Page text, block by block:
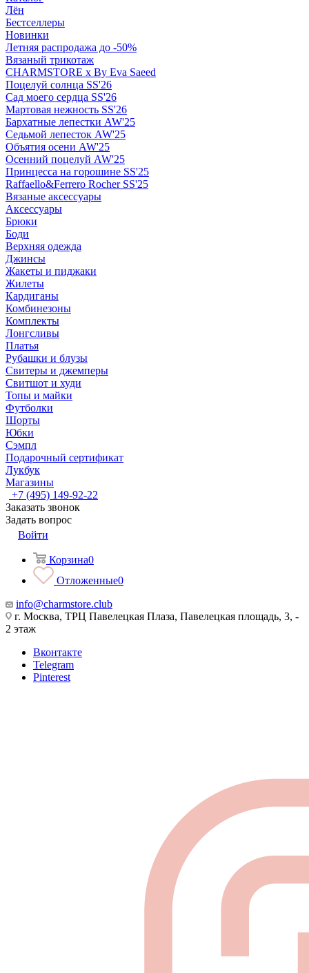
Лён
Бестселлеры
Новинки
Летняя распродажа до -50%
Вязаный трикотаж
CHARMSTORE х By Eva Saeed
Поцелуй солнца SS'26
Сад моего сердца SS'26
Мартовая нежность SS'26
Бархатные лепестки AW'25
Седьмой лепесток AW'25
Объятия осени AW'25
Осенний поцелуй AW'25
Принцесса на горошине SS'25
Raffaello&Ferrero Rocher SS'25
Вязаные аксессуары
Аксессуары
Брюки
Боди
Верхняя одежда
Джинсы
Жакеты и пиджаки
Жилеты
Кардиганы
Комбинезоны
Комплекты
Лонгсливы
Платья
Рубашки и блузы
Свитеры и джемперы
Свитшот и худи
Топы и майки
Футболки
Шорты
Юбки
Сэмпл
Подарочный сертификат
Лукбук
Магазины
+7 (495) 149-92-22
Заказать звонок
Задать вопрос
Войти
Корзина0
Отложенные0
info@charmstore.club
г. Москва, ТРЦ Павелецкая Плаза, Павелецкая площадь, 3, -
2 этаж
Вконтакте
Telegram
Pinterest